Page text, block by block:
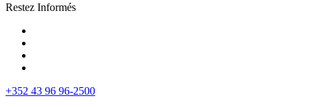
Restez Informés
+352 43 96 96-2500